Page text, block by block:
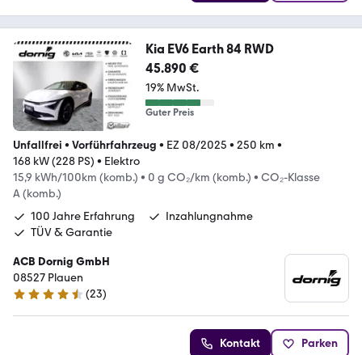
Kia EV6 Earth 84 RWD
45.890 €
19% MwSt.
Guter Preis
Unfallfrei • Vorführfahrzeug • EZ 08/2025 • 250 km •
168 kW (228 PS) • Elektro
15,9 kWh/100km (komb.) • 0 g CO₂/km (komb.) • CO₂-Klasse
A (komb.)
100 Jahre Erfahrung
Inzahlungnahme
TÜV & Garantie
ACB Dornig GmbH
08527 Plauen
4.6 Sterne
(23)
Kontakt Parken